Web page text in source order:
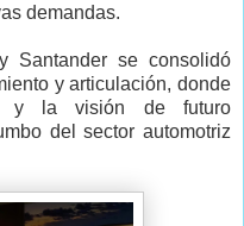
demandas.
Santander se consolidó
y articulación, donde
y la visión de futuro
del sector automotriz